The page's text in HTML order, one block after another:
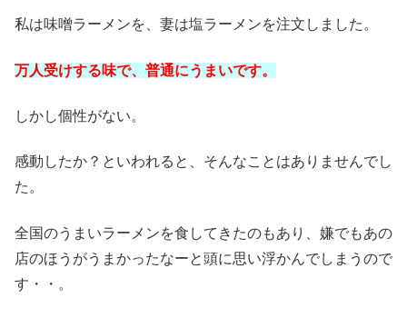
私は味噌ラーメンを、妻は塩ラーメンを注文しました。
万人受けする味で、普通にうまいです。
しかし個性がない。
感動したか？といわれると、そんなことはありませんでし
た。
全国のうまいラーメンを食してきたのもあり、嫌でもあの
店のほうがうまかったなーと頭に思い浮かんでしまうので
す・・。